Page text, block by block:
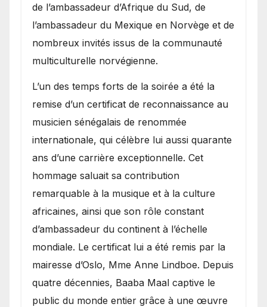
de l’ambassadeur d’Afrique du Sud, de
l’ambassadeur du Mexique en Norvège et de
nombreux invités issus de la communauté
multiculturelle norvégienne.
​L’un des temps forts de la soirée a été la
remise d’un certificat de reconnaissance au
musicien sénégalais de renommée
internationale, qui célèbre lui aussi quarante
ans d’une carrière exceptionnelle. Cet
hommage saluait sa contribution
remarquable à la musique et à la culture
africaines, ainsi que son rôle constant
d’ambassadeur du continent à l’échelle
mondiale. Le certificat lui a été remis par la
mairesse d’Oslo, Mme Anne Lindboe. Depuis
quatre décennies, Baaba Maal captive le
public du monde entier grâce à une œuvre